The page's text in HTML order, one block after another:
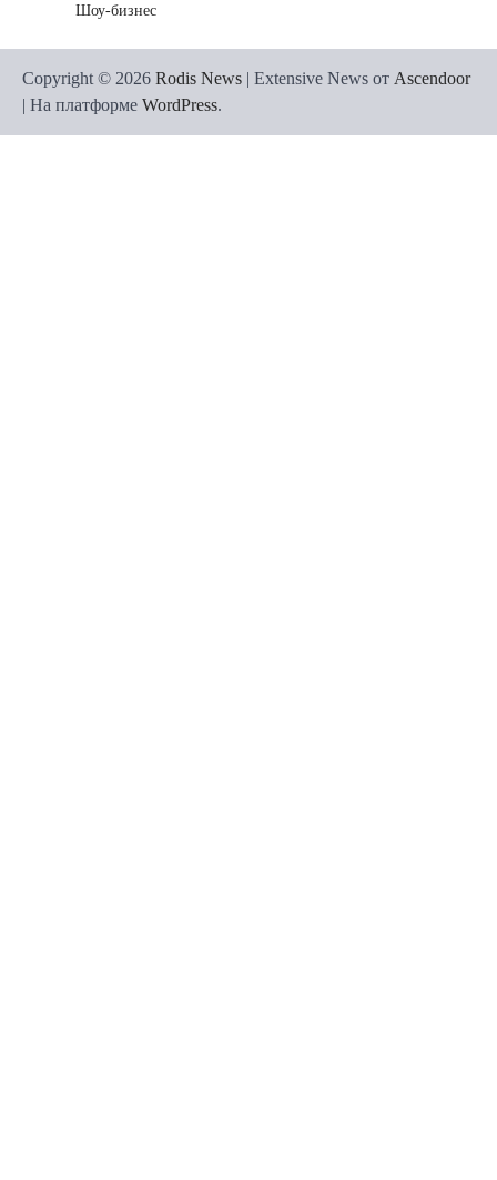
Шоу-бизнес
Copyright © 2026 Rodis News | Extensive News от Ascendoor
| На платформе WordPress.